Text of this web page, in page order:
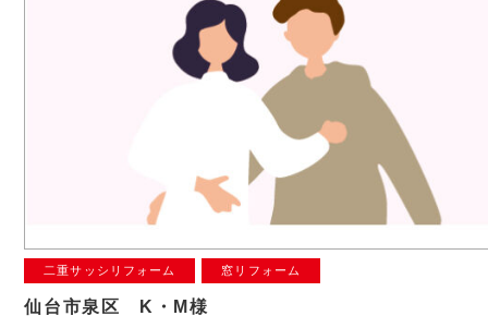
二重サッシリフォーム 窓リフォーム
仙台市泉区 K・M様